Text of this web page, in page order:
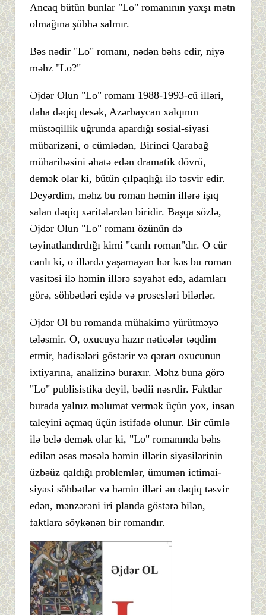
Ancaq bütün bunlar "Lo" romanının yaxşı mətn
olmağına şübhə salmır.
Bəs nədir "Lo" romanı, nədən bəhs edir, niyə
məhz "Lo?"
Əjdər Olun "Lo" romanı 1988-1993-cü illəri,
daha dəqiq desək, Azərbaycan xalqının
müstəqillik uğrunda apardığı sosial-siyasi
mübarizəni, o cümlədən, Birinci Qarabağ
müharibəsini əhatə edən dramatik dövrü,
demək olar ki, bütün çılpaqlığı ilə təsvir edir.
Deyərdim, məhz bu roman həmin illərə işıq
salan dəqiq xəritələrdən biridir. Başqa sözlə,
Əjdər Olun "Lo" romanı özünün də
təyinatlandırdığı kimi "canlı roman"dır. O cür
canlı ki, o illərdə yaşamayan hər kəs bu roman
vasitəsi ilə həmin illərə səyahət edə, adamları
görə, söhbətləri eşidə və prosesləri bilərlər.
Əjdər Ol bu romanda mühakimə yürütməyə
tələsmir. O, oxucuya hazır nəticələr təqdim
etmir, hadisələri göstərir və qərarı oxucunun
ixtiyarına, analizinə buraxır. Məhz buna görə
"Lo" publisistika deyil, bədii nəsrdir. Faktlar
burada yalnız məlumat vermək üçün yox, insan
taleyini açmaq üçün istifadə olunur. Bir cümlə
ilə belə demək olar ki, "Lo" romanında bəhs
edilən əsas məsələ həmin illərin siyasilərinin
üzbəüz qaldığı problemlər, ümumən ictimai-
siyasi söhbətlər və həmin illəri ən dəqiq təsvir
edən, mənzərəni iri planda göstərə bilən,
faktlara söykənən bir romandır.